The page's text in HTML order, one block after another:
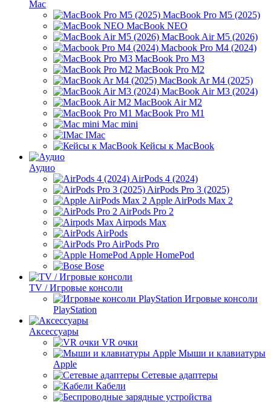
Mac
MacBook Pro M5 (2025)
MacBook NEO
MacBook Air M5 (2026)
Macbook Pro M4 (2024)
MacBook Pro M3
MacBook Pro M2
MacBook Ar M4 (2025)
MacBook Air M3 (2024)
MacBook Air M2
MacBook Pro M1
Mac mini
IMac
Кейсы к MacBook
Аудио
AirPods 4 (2024)
AirPods Pro 3 (2025)
Apple AirPods Max 2
AirPods Pro 2
Airpods Max
AirPods
AirPods Pro
Apple HomePod
Bose
TV / Игровые консоли
Игровые консоли
PlayStation
Аксессуары
VR очки
Мыши и клавиатуры
Apple
Сетевые адаптеры
Кабели